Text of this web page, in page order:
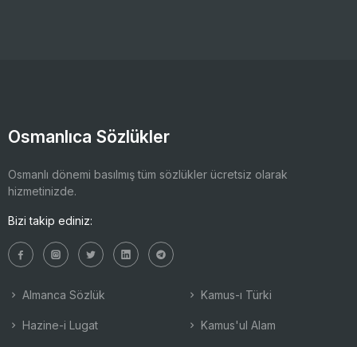
Osmanlıca Sözlükler
Osmanlı dönemi basılmış tüm sözlükler ücretsiz olarak
hizmetinizde.
Bizi takip ediniz:
Almanca Sözlük
Hazine-i Lugat
Kamus-ı Türki
Kamus'ul Alam